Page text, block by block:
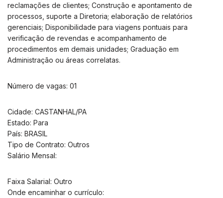
reclamações de clientes; Construção e apontamento de
processos, suporte a Diretoria; elaboração de relatórios
gerenciais; Disponibilidade para viagens pontuais para
verificação de revendas e acompanhamento de
procedimentos em demais unidades; Graduação em
Administração ou áreas correlatas.
Número de vagas: 01
Cidade: CASTANHAL/PA
Estado: Para
País: BRASIL
Tipo de Contrato: Outros
Salário Mensal:
Faixa Salarial: Outro
Onde encaminhar o currículo: